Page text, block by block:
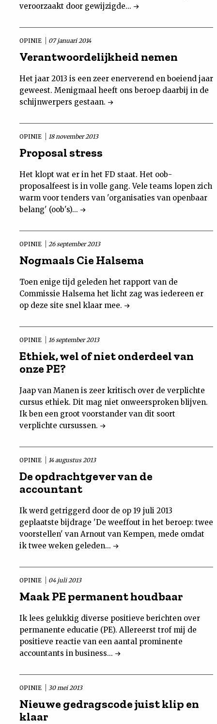
veroorzaakt door gewijzigde...
OPINIE 07 januari 2014
Verantwoordelijkheid nemen
Het jaar 2013 is een zeer enerverend en boeiend jaar
geweest. Menigmaal heeft ons beroep daarbij in de
schijnwerpers gestaan.
OPINIE 18 november 2013
Proposal stress
Het klopt wat er in het FD staat. Het oob-
proposalfeest is in volle gang. Vele teams lopen zich
warm voor tenders van 'organisaties van openbaar
belang' (oob's)...
OPINIE 26 september 2013
Nogmaals Cie Halsema
Toen enige tijd geleden het rapport van de
Commissie Halsema het licht zag was iedereen er
op deze site snel klaar mee.
OPINIE 16 september 2013
Ethiek, wel of niet onderdeel van
onze PE?
Jaap van Manen is zeer kritisch over de verplichte
cursus ethiek. Dit mag niet onweersproken blijven.
Ik ben een groot voorstander van dit soort
verplichte cursussen.
OPINIE 14 augustus 2013
De opdrachtgever van de
accountant
Ik werd getriggerd door de op 19 juli 2013
geplaatste bijdrage 'De weeffout in het beroep: twee
voorstellen' van Arnout van Kempen, mede omdat
ik twee weken geleden...
OPINIE 04 juli 2013
Maak PE permanent houdbaar
Ik lees gelukkig diverse positieve berichten over
permanente educatie (PE). Allereerst trof mij de
positieve reactie van een aantal prominente
accountants in business...
OPINIE 30 mei 2013
Nieuwe gedragscode juist klip en
klaar